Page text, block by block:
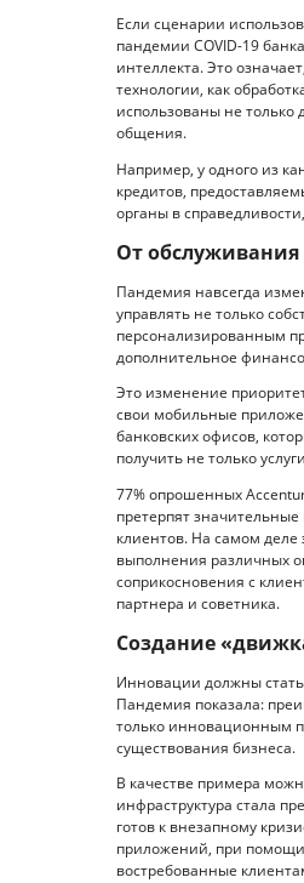
Если сценарии
пандемии COVID-19
интеллекта. Это
технологии, как
использованы не
общения.
Например, у одного из
кредитов,
органы в
От обслуживания
Пандемия навсегда
управлять не только
персонализированным
дополнительное
Это изменение
свои мобильные
банковских офисов,
получить не только
77% опрошенных
претерпят
клиентов. На самом деле
выполнения различных
соприкосновения с
партнера и советника.
Создание
Инновации должны
Пандемия показала:
только инновационным
существования бизнеса.
В качестве примера
инфраструктура стала
готов к внезапному
приложений, при помощи
востребованные